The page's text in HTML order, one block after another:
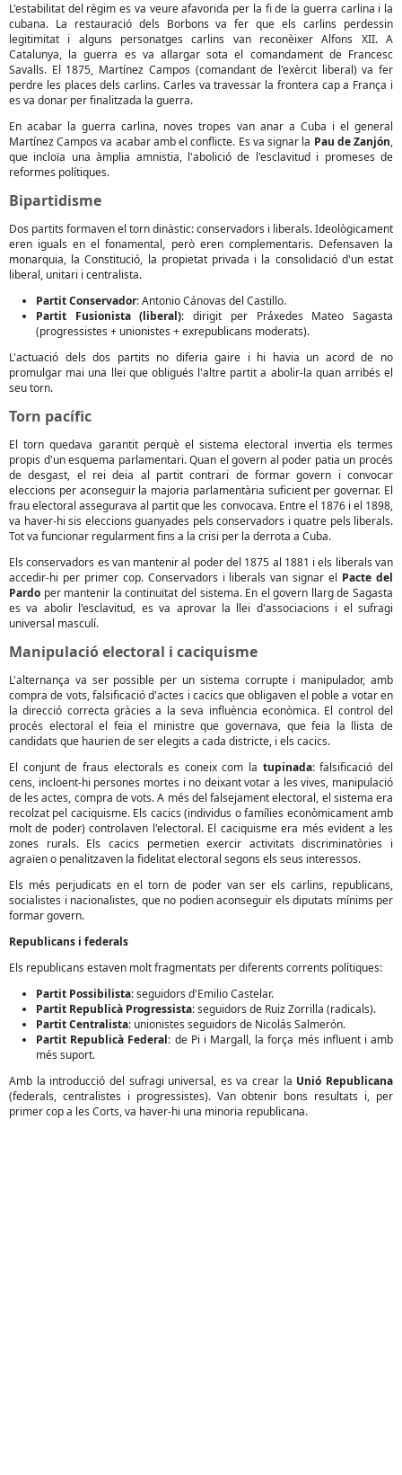
L'estabilitat del règim es va veure afavorida per la fi de la guerra carlina i la
cubana. La restauració dels Borbons va fer que els carlins perdessin
legitimitat i alguns personatges carlins van reconèixer Alfons XII. A
Catalunya, la guerra es va allargar sota el comandament de Francesc
Savalls. El 1875, Martínez Campos (comandant de l'exèrcit liberal) va fer
perdre les places dels carlins. Carles va travessar la frontera cap a França i
es va donar per finalitzada la guerra.
En acabar la guerra carlina, noves tropes van anar a Cuba i el general
Martínez Campos va acabar amb el conflicte. Es va signar la Pau de Zanjón,
que incloïa una àmplia amnistia, l'abolició de l'esclavitud i promeses de
reformes polítiques.
Bipartidisme
Dos partits formaven el torn dinàstic: conservadors i liberals. Ideològicament
eren iguals en el fonamental, però eren complementaris. Defensaven la
monarquia, la Constitució, la propietat privada i la consolidació d'un estat
liberal, unitari i centralista.
Partit Conservador: Antonio Cánovas del Castillo.
Partit Fusionista (liberal): dirigit per Práxedes Mateo Sagasta
(progressistes + unionistes + exrepublicans moderats).
L'actuació dels dos partits no diferia gaire i hi havia un acord de no
promulgar mai una llei que obligués l'altre partit a abolir-la quan arribés el
seu torn.
Torn pacífic
El torn quedava garantit perquè el sistema electoral invertia els termes
propis d'un esquema parlamentari. Quan el govern al poder patia un procés
de desgast, el rei deia al partit contrari de formar govern i convocar
eleccions per aconseguir la majoria parlamentària suficient per governar. El
frau electoral assegurava al partit que les convocava. Entre el 1876 i el 1898,
va haver-hi sis eleccions guanyades pels conservadors i quatre pels liberals.
Tot va funcionar regularment fins a la crisi per la derrota a Cuba.
Els conservadors es van mantenir al poder del 1875 al 1881 i els liberals van
accedir-hi per primer cop. Conservadors i liberals van signar el Pacte del
Pardo per mantenir la continuïtat del sistema. En el govern llarg de Sagasta
es va abolir l'esclavitud, es va aprovar la llei d'associacions i el sufragi
universal masculí.
Manipulació electoral i caciquisme
L'alternança va ser possible per un sistema corrupte i manipulador, amb
compra de vots, falsificació d'actes i cacics que obligaven el poble a votar en
la direcció correcta gràcies a la seva influència econòmica. El control del
procés electoral el feia el ministre que governava, que feia la llista de
candidats que haurien de ser elegits a cada districte, i els cacics.
El conjunt de fraus electorals es coneix com la tupinada: falsificació del
cens, incloent-hi persones mortes i no deixant votar a les vives, manipulació
de les actes, compra de vots. A més del falsejament electoral, el sistema era
recolzat pel caciquisme. Els cacics (individus o famílies econòmicament amb
molt de poder) controlaven l'electoral. El caciquisme era més evident a les
zones rurals. Els cacics permetien exercir activitats discriminatòries i
agraïen o penalitzaven la fidelitat electoral segons els seus interessos.
Els més perjudicats en el torn de poder van ser els carlins, republicans,
socialistes i nacionalistes, que no podien aconseguir els diputats mínims per
formar govern.
Republicans i federals
Els republicans estaven molt fragmentats per diferents corrents polítiques:
Partit Possibilista: seguidors d'Emilio Castelar.
Partit Republicà Progressista: seguidors de Ruiz Zorrilla (radicals).
Partit Centralista: unionistes seguidors de Nicolás Salmerón.
Partit Republicà Federal: de Pi i Margall, la força més influent i amb
més suport.
Amb la introducció del sufragi universal, es va crear la Unió Republicana
(federals, centralistes i progressistes). Van obtenir bons resultats i, per
primer cop a les Corts, va haver-hi una minoria republicana.